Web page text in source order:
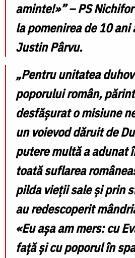
aminte!»” – PS
la pomenirea de 10
Justin Pârvu.
„Pentru unitatea
poporului român,
desfășurat o misiune
un voievod dăruit de
putere multă a adunat
toată suflarea
pilda vieții sale și prin
au redescoperit
«Eu așa am mers: cu
față și cu poporul în